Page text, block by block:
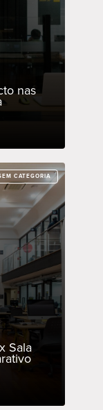
nas
CATEGORIA
Sala
CATEGORIA